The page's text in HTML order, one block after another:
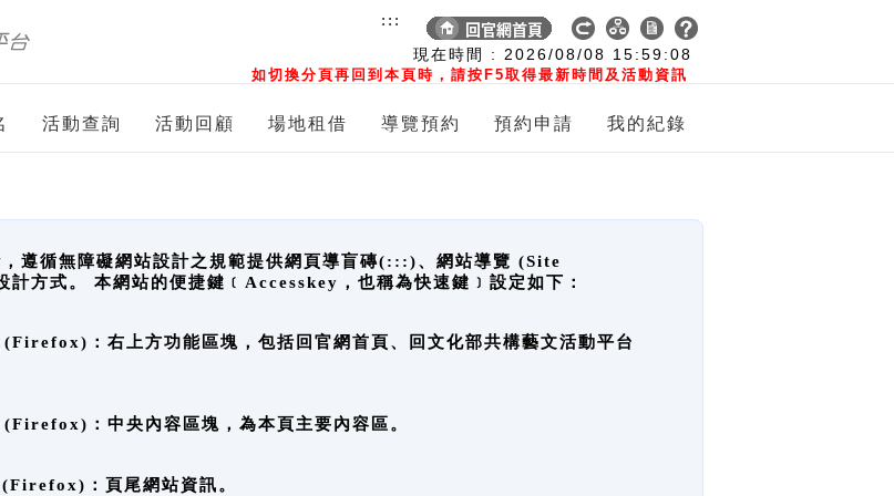
現在時間 : 2026/08/08 15:59:09
如切換分頁再回到本頁時，請按F5取得最新時間及活動資訊
:::
活動查詢 活動回顧 場地租借 導覽預約 預約申請 我的紀錄
遵循無障礙網站設計之規範提供網頁導盲磚(:::)、網站導覽 (Site
方式。 本網站的便捷鍵﹝Accesskey，也稱為快速鍵﹞設定如下：
：右上方功能區塊，包括回官網首頁、回文化部共構藝文活動平台
：中央內容區塊，為本頁主要內容區。
：頁尾網站資訊。